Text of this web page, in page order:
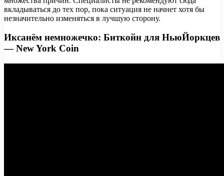
вкладываться до тех пор, пока ситуация не начнет хотя бы
незначительно изменяться в лучшую сторону.
Иксанём немножечко: Биткойн для НьюЙоркцев
— New York Coin